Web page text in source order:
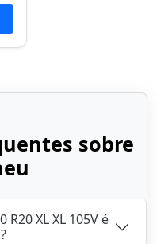
sobre
XL XL 105V é